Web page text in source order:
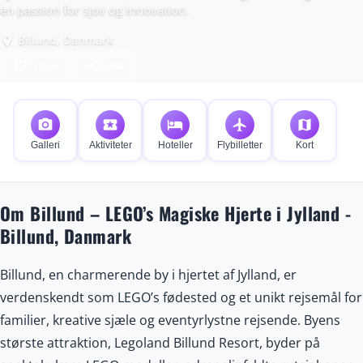
en passion for sjov og innovation.
place Billund, Danmark
photo_camera
Galleri
local_activity
Aktiviteter
hotel
Hoteller
flight
Flybilletter
map
Kort
Om Billund – LEGO’s Magiske Hjerte i Jylland -
Billund, Danmark
Billund, en charmerende by i hjertet af Jylland, er
verdenskendt som LEGO’s fødested og et unikt rejsemål for
familier, kreative sjæle og eventyrlystne rejsende. Byens
største attraktion, Legoland Billund Resort, byder på